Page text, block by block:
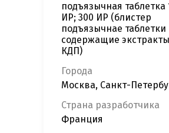
подъязычная таблетка
ИР; 300 ИР (блистер
подъязычнае таблетки
содержащие экстракты
КДП)
Города
Москва, Санкт-
Страна разработчика
Франция